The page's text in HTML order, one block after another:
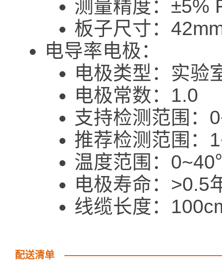
测量精度：±5%
板子尺寸：
电导率电极：
电极类型：实验
电极常数：1.0
支持检测范围：
推荐检测范围：
温度范围：
电极寿命：>0.5
线缆长度：
配送清单